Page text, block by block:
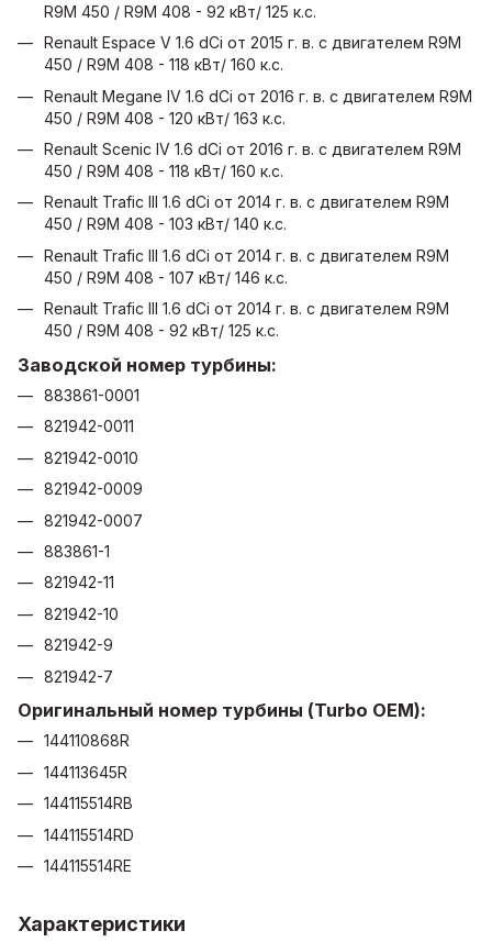
R9M 450 / R9M 408 - 92 кВт/ 125 к.с.
Renault Espace V 1.6 dCi от 2015 г. в. с двигателем R9M
450 / R9M 408 - 118 кВт/ 160 к.с.
Renault Megane IV 1.6 dCi от 2016 г. в. с двигателем R9M
450 / R9M 408 - 120 кВт/ 163 к.с.
Renault Scenic IV 1.6 dCi от 2016 г. в. с двигателем R9M
450 / R9M 408 - 118 кВт/ 160 к.с.
Renault Trafic III 1.6 dCi от 2014 г. в. с двигателем R9M
450 / R9M 408 - 103 кВт/ 140 к.с.
Renault Trafic III 1.6 dCi от 2014 г. в. с двигателем R9M
450 / R9M 408 - 107 кВт/ 146 к.с.
Renault Trafic III 1.6 dCi от 2014 г. в. с двигателем R9M
450 / R9M 408 - 92 кВт/ 125 к.с.
Заводской номер турбины:
883861-0001
821942-0011
821942-0010
821942-0009
821942-0007
883861-1
821942-11
821942-10
821942-9
821942-7
Оригинальный номер турбины (Turbo OEM):
144110868R
144113645R
144115514RB
144115514RD
144115514RE
Характеристики